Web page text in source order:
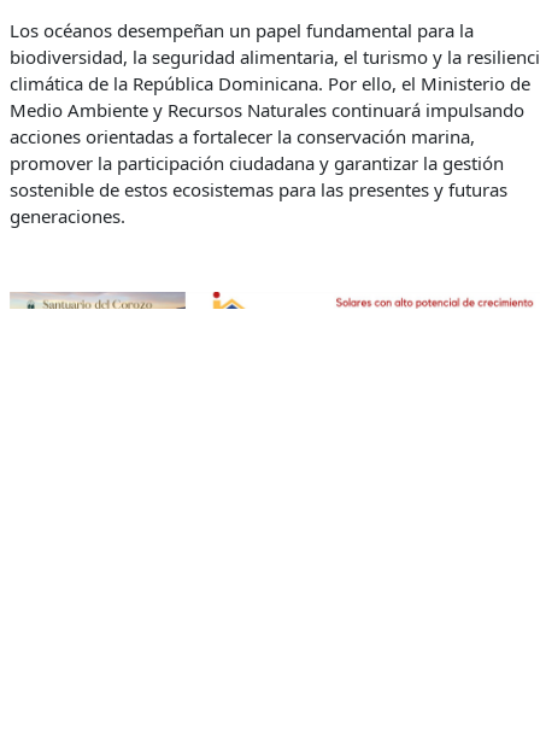
Los océanos desempeñan un papel fundamental para la
biodiversidad, la seguridad alimentaria, el turismo y la
climática de la República Dominicana. Por ello, el Ministerio de
Medio Ambiente y Recursos Naturales continuará impulsando
acciones orientadas a fortalecer la conservación marina,
promover la participación ciudadana y garantizar la gestión
sostenible de estos ecosistemas para las presentes y futuras
generaciones.